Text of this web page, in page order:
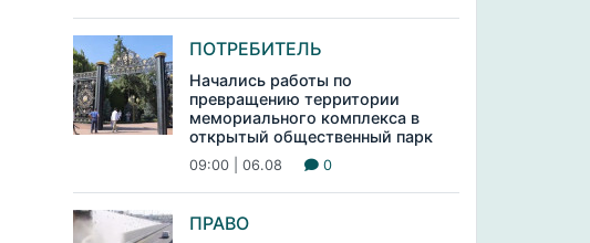
ПОТРЕБИТЕЛЬ
Начались работы по
превращению территории
мемориального комплекса в
открытый общественный парк
09:00 | 06.08 0
ПРАВО